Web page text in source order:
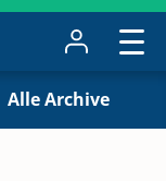
Alle Archive